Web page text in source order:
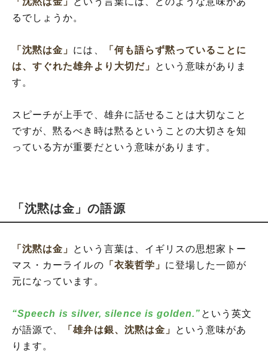
るでしょうか。
「沈黙は金」 には、
「何も語らず黙っていることに
は、すぐれた雄弁より大切だ」
という意味がありま
す。
スピーチが上手で、雄弁に話せることは大切なこと
ですが、黙るべき時は黙るということの大切さを知
っている方が重要だという意味があります。
「沈黙は金」の語源
「沈黙は金」 という言葉は、イギリスの思想家トー
マス・カーライルの 「衣装哲学」 に登場した一節が
元になっています。
“Speech is silver, silence is golden.” という英文
が語源で、
「雄弁は銀、沈黙は金」
という意味があ
ります。